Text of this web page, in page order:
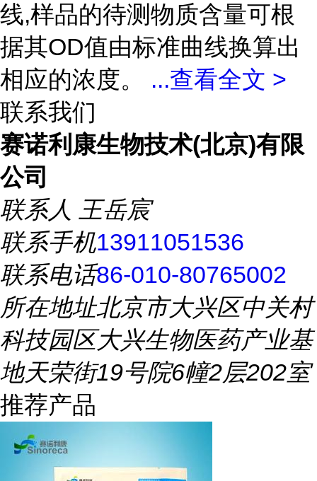
线,样品的待测物质含量可根
据其OD值由标准曲线换算出
相应的浓度。 ...查看全文 >
联系我们
赛诺利康生物技术(北京)有限
公司
联系人 王岳宸
联系手机13911051536
联系电话86-010-80765002
所在地址北京市大兴区中关村
科技园区大兴生物医药产业基
地天荣街19号院6幢2层202室
推荐产品